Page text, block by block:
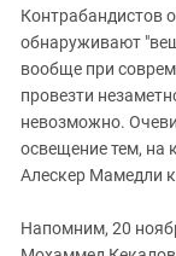
Контрабандистов
обнаруживают
вообще при
провезти
невозможно.
освещение тем, на
Алескер Мамедли
Напомним, 20